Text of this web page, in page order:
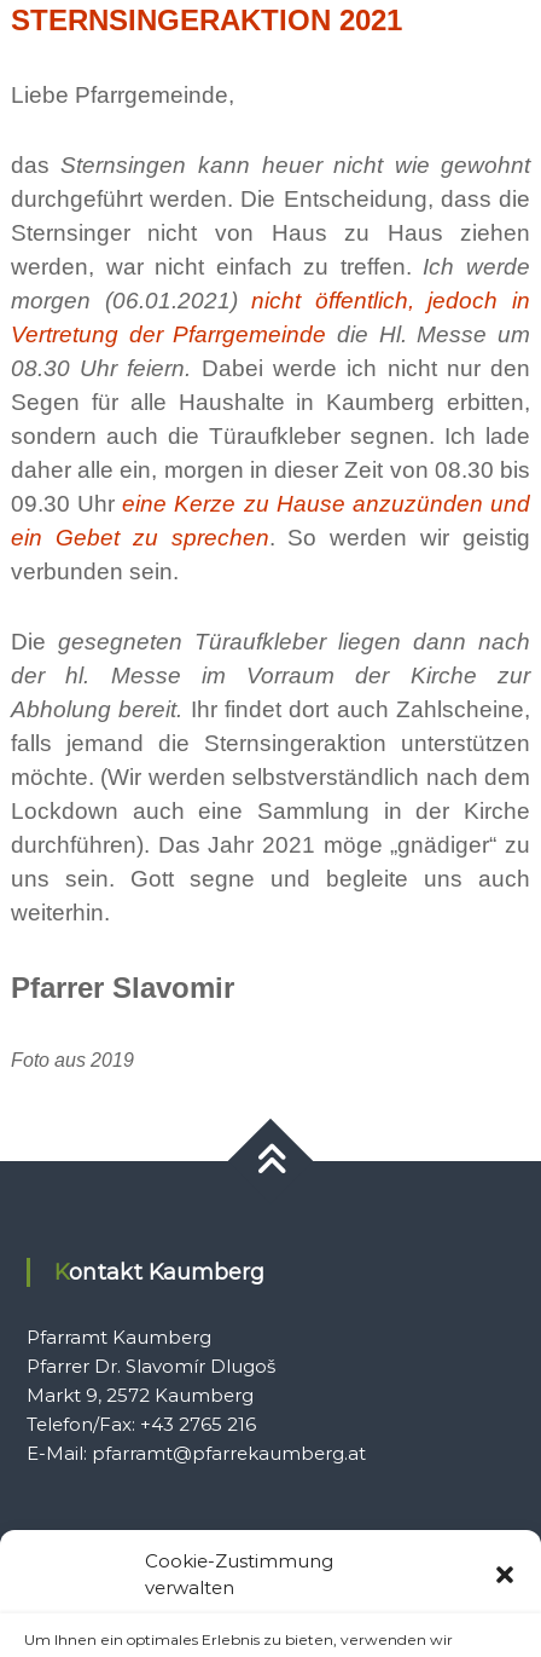
Cookie-Zustimmung
verwalten
Um Ihnen ein optimales Erlebnis zu bieten, verwenden wir
STERNSINGERAKTION 2021
Liebe Pfarrgemeinde,
dasSternsingen kann heuer nicht wie gewohnt
durchgeführt werden. Die Entscheidung, dass die
Sternsinger nicht von Haus zu Haus ziehen
werden, war nicht einfach zu treffen. Ich werde
morgen (06.01.2021)nicht öffentlich, jedoch in
Vertretung der Pfarrgemeinde die Hl. Messe um
08.30 Uhr feiern. Dabei werde ich nicht nur den
Segen für alle Haushalte in Kaumberg erbitten,
sondern auch die Türaufkleber segnen. Ich lade
daher alle ein, morgen in dieser Zeit von 08.30 bis
09.30 Uhreine Kerze zu Hause anzuzünden und
ein Gebet zu sprechen. So werden wir geistig
verbunden sein.
Die gesegneten Türaufkleber liegen dann nach
der hl. Messe im Vorraum der Kirche zur
Abholung bereit. Ihr findet dort auch Zahlscheine,
falls jemand die Sternsingeraktion unterstützen
möchte. (Wir werden selbstverständlich nach dem
Lockdown auch eine Sammlung in der Kirche
durchführen). Das Jahr 2021 möge „gnädiger“ zu
uns sein. Gott segne und begleite uns auch
weiterhin.
Pfarrer Slavomir
Foto aus 2019
Kontakt Kaumberg
Pfarramt Kaumberg
Pfarrer Dr. Slavomír Dlugoš
Markt 9, 2572 Kaumberg
Telefon/Fax: +43 2765 216
E-Mail: pfarramt@pfarrekaumberg.at
Kontakt Ramsau
Pfarrer Dr. Slavomír Dlugoš